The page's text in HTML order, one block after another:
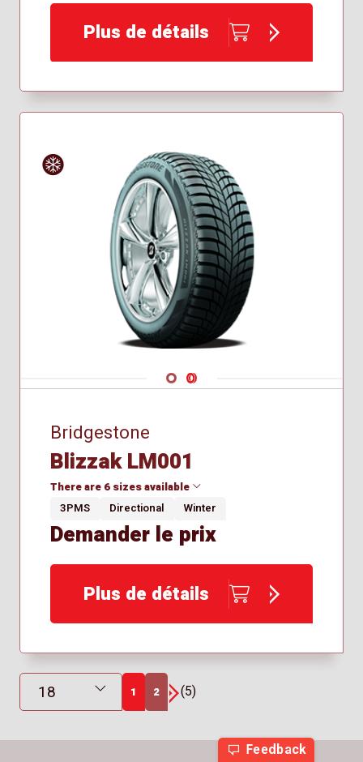
265/50R19
Plus de détails
Navigate 1
Navigate 2
Bridgestone
Blizzak LM001
There are 6 sizes available
215/65R17
235/45R20
3PMS Directional Winter
Demander le prix
Plus de détails
Résultats affichés
1 2
Suivant
(5)